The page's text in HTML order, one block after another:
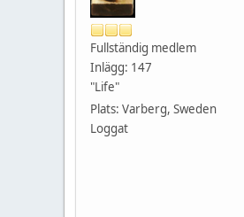
Fullständig medlem
Inlägg: 147
"Life"
Plats: Varberg, Sweden
Loggat